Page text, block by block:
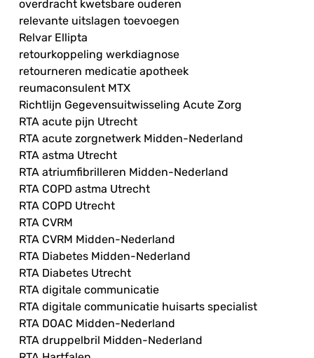
overdracht kwetsbare ouderen
relevante uitslagen toevoegen
Relvar Ellipta
retourkoppeling werkdiagnose
retourneren medicatie apotheek
reumaconsulent MTX
Richtlijn Gegevensuitwisseling Acute Zorg
RTA acute pijn Utrecht
RTA acute zorgnetwerk Midden-Nederland
RTA astma Utrecht
RTA atriumfibrilleren Midden-Nederland
RTA COPD astma Utrecht
RTA COPD Utrecht
RTA CVRM
RTA CVRM Midden-Nederland
RTA Diabetes Midden-Nederland
RTA Diabetes Utrecht
RTA digitale communicatie
RTA digitale communicatie huisarts specialist
RTA DOAC Midden-Nederland
RTA druppelbril Midden-Nederland